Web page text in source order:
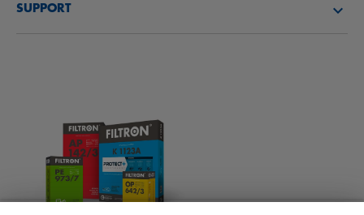
PROTECT+
SUPPORT
FAQ